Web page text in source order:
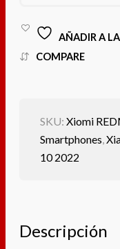
AÑADIR A
COMPARE
SKU:Xiomi
Smartphones,
10 2022
Descripción